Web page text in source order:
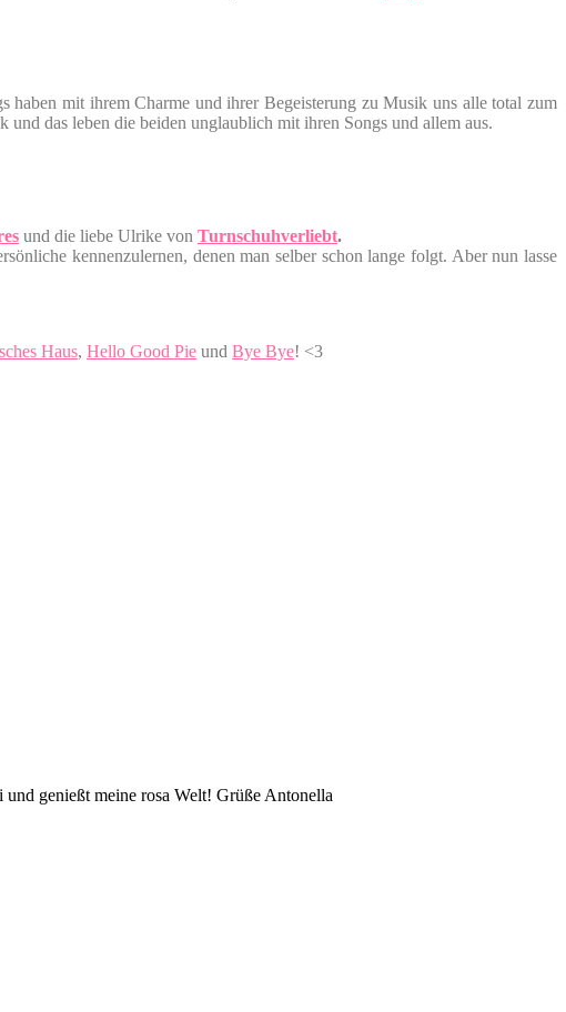
haben mit ihrem Charme und ihrer Begeisterung zu Musik uns alle total zum
das leben die beiden unglaublich mit ihren Songs und allem aus.
und die liebe Ulrike von Turnschuhverliebt.
kennenzulernen, denen man selber schon lange folgt. Aber nun lasse
Haus, Hello Good Pie und Bye Bye! <3
genießt meine rosa Welt! Grüße Antonella